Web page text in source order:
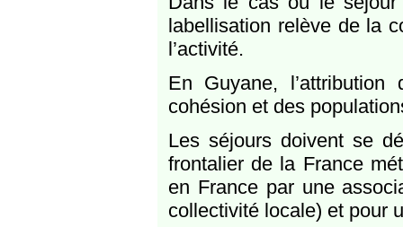
labellisation relève de la
l’activité.
En Guyane,
cohésion et des
Les séjours doivent se
frontalier de la France
en France par une
collectivité locale) et pour